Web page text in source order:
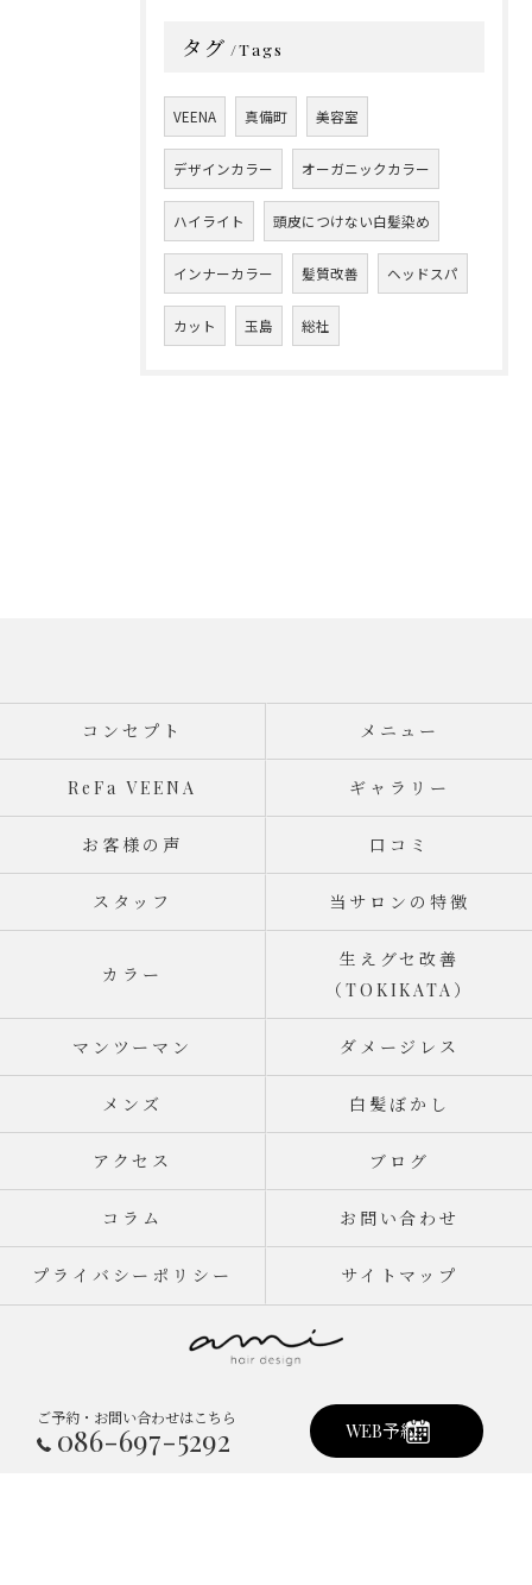
タグ Tags
VEENA 真備町 美容室
デザインカラー オーガニックカラー
ハイライト 頭皮につけない白髪染め
インナーカラー 髪質改善 ヘッドスパ
カット 玉島 総社
ご予約・お問い合わせはこちら
086-697-5292 WEB予約
コンセプト メニュー
ReFa VEENA ギャラリー
お客様の声 口コミ
スタッフ 当サロンの特徴
カラー
生えグセ改善
（TOKIKATA）
マンツーマン ダメージレス
メンズ 白髪ぼかし
アクセス ブログ
コラム お問い合わせ
プライバシーポリシー サイトマップ
© 2026 岡山県倉敷市真備町の美容室ならami hair design ALL RIGHTS
RESERVED.